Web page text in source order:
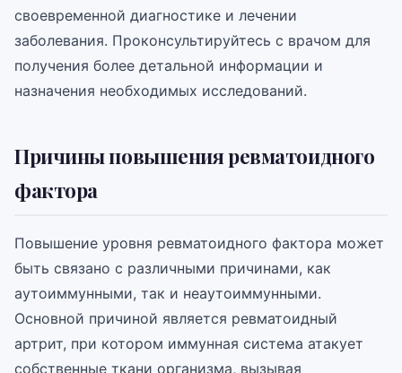
своевременной диагностике и лечении
заболевания. Проконсультируйтесь с врачом для
получения более детальной информации и
назначения необходимых исследований.
Причины повышения ревматоидного
фактора
Повышение уровня ревматоидного фактора может
быть связано с различными причинами, как
аутоиммунными, так и неаутоиммунными.
Основной причиной является ревматоидный
артрит, при котором иммунная система атакует
собственные ткани организма, вызывая